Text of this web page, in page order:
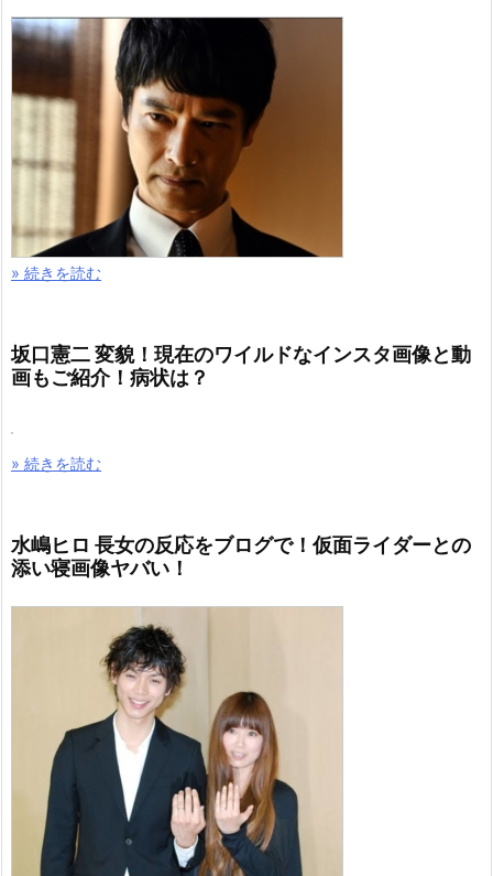
» 続きを読む
坂口憲二 変貌！現在のワイルドなインスタ画像と動
画もご紹介！病状は？
» 続きを読む
水嶋ヒロ 長女の反応をブログで！仮面ライダーとの
添い寝画像ヤバい！